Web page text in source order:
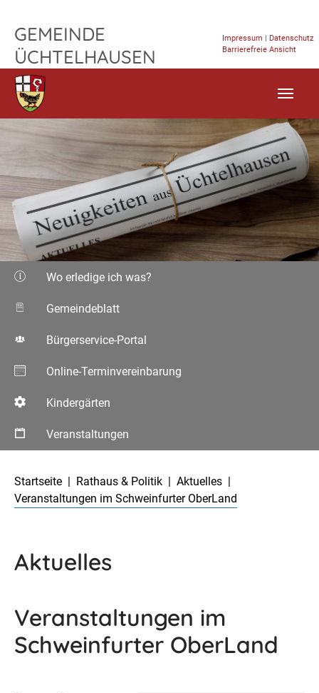
GEMEINDE
ÜCHTELHAUSEN
Impressum | Datenschutz
Barrierefreie Ansicht
Wo erledige ich was?
Gemeindeblatt
Bürgerservice-Portal
Online-Terminvereinbarung
Kindergärten
Veranstaltungen
Startseite
Rathaus & Politik
Aktuelles
Veranstaltungen im Schweinfurter OberLand
Aktuelles
Veranstaltungen im
Schweinfurter OberLand